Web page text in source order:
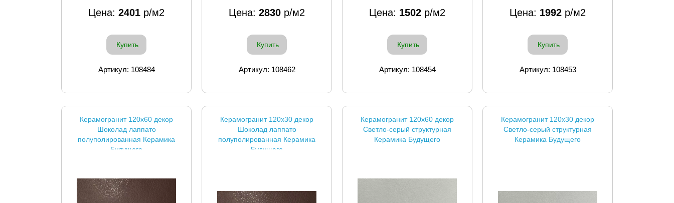
Цена: 2401 р/м2
Купить
Артикул: 108484
Цена: 2830 р/м2
Купить
Артикул: 108462
Цена: 1502 р/м2
Купить
Артикул: 108454
Цена: 1992 р/м2
Купить
Артикул: 108453
Керамогранит 120x60 декор
Шоколад лаппато
полуполированная Керамика
Будущего
Керамогранит 120x30 декор
Шоколад лаппато
полуполированная Керамика
Будущего
Керамогранит 120x60 декор
Светло-серый структурная
Керамика Будущего
Керамогранит 120x30 декор
Светло-серый структурная
Керамика Будущего